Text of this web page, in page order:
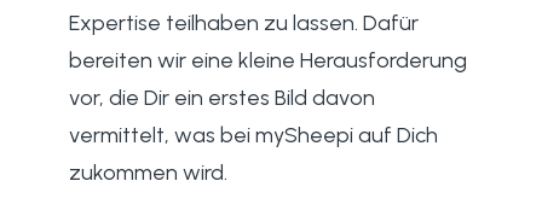
Expertise teilhaben zu lassen. Dafür
bereiten wir eine kleine Herausforderung
vor, die Dir ein erstes Bild davon
vermittelt, was bei mySheepi auf Dich
zukommen wird.